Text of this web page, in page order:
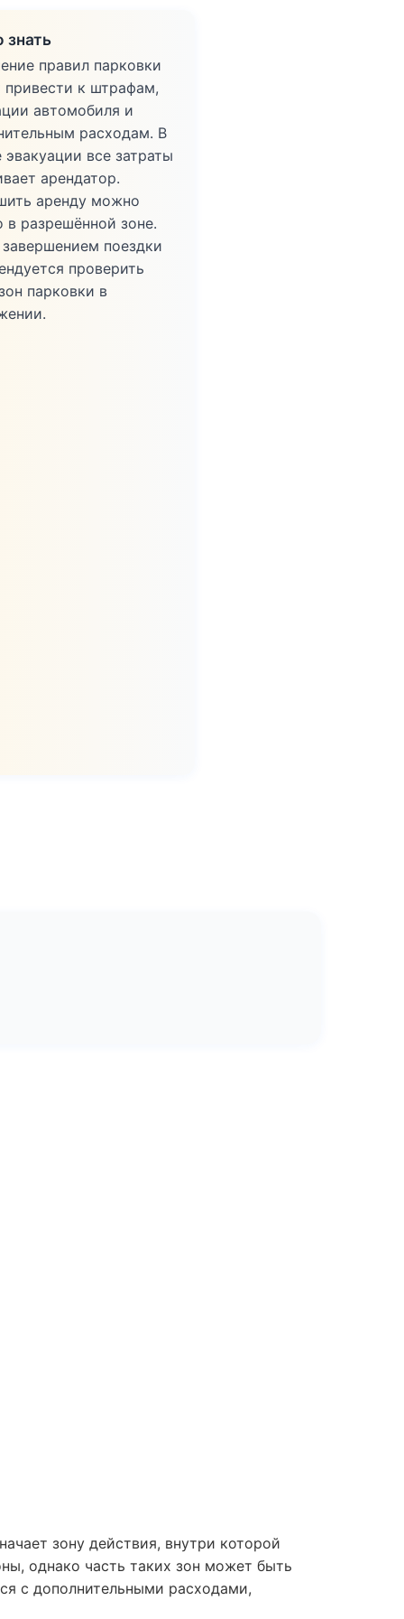
знать
правил парковки
к штрафам,
автомобиля и
расходам. В
эвакуации все затраты
арендатор.
аренду можно
в разрешённой зоне.
поездки
проверить
парковки в
зону действия, внутри которой
однако часть таких зон может быть
с дополнительными расходами,